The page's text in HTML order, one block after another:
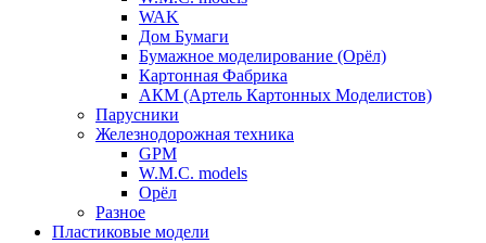
WAK
Дом Бумаги
Бумажное моделирование (Орёл)
Картонная Фабрика
АКМ (Артель Картонных Моделистов)
Парусники
Железнодорожная техника
GPM
W.M.C. models
Орёл
Разное
Пластиковые модели